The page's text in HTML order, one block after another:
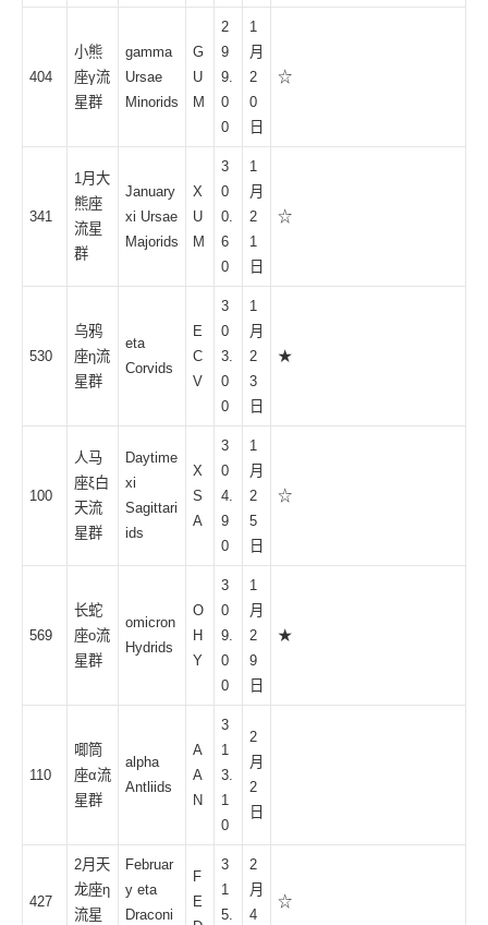
404
小熊
座γ流
星群
gamma
Ursae
Minorids
G
U
M
2
9
9.
0
0
1
月
2
0
日
☆
341
1月大
熊座
流星
群
January
xi Ursae
Majorids
X
U
M
3
0
0.
6
0
1
月
2
1
日
☆
530
乌鸦
座η流
星群
eta
Corvids
E
C
V
3
0
3.
0
0
1
月
2
3
日
★
100
人马
座ξ白
天流
星群
Daytime
xi
Sagittari
ids
X
S
A
3
0
4.
9
0
1
月
2
5
日
☆
569
长蛇
座ο流
星群
omicron
Hydrids
O
H
Y
3
0
9.
0
0
1
月
2
9
日
★
110
唧筒
座α流
星群
alpha
Antliids
A
A
N
3
1
3.
1
0
2
月
2
日
427
2月天
龙座η
流星
Februar
y eta
Draconi
F
E
3
1
5.
2
月
4
☆